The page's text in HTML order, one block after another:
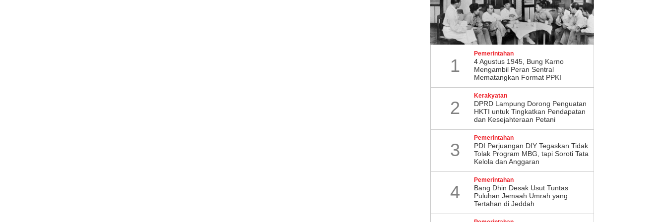
1
Pemerintahan
4 Agustus 1945, Bung Karno
Mengambil Peran Sentral
Mematangkan Format PPKI
2
Kerakyatan
DPRD Lampung Dorong Penguatan
HKTI untuk Tingkatkan Pendapatan
dan Kesejahteraan Petani
3
Pemerintahan
PDI Perjuangan DIY Tegaskan Tidak
Tolak Program MBG, tapi Soroti Tata
Kelola dan Anggaran
4
Pemerintahan
Bang Dhin Desak Usut Tuntas
Puluhan Jemaah Umrah yang
Tertahan di Jeddah